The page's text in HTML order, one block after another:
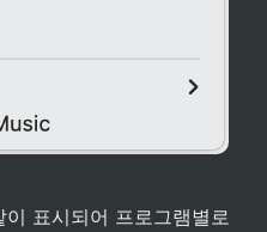
표시되어 프로그램별로